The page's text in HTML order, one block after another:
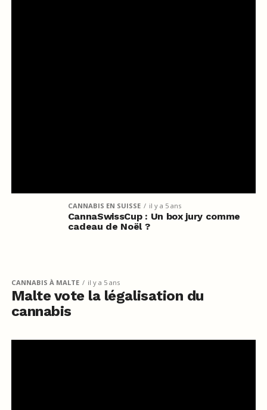
CANNABIS EN SUISSE il y a 5 ans
CannaSwissCup : Un box jury comme
cadeau de Noël ?
CANNABIS À MALTE il y a 5 ans
Malte vote la légalisation du
cannabis